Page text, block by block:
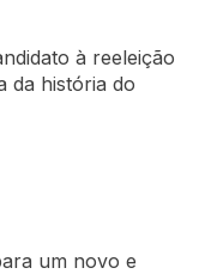
à reeleição
da história do
um novo e